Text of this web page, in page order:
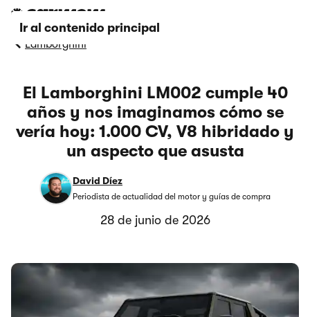
Ir al contenido principal
Lamborghini
El Lamborghini LM002 cumple 40
años y nos imaginamos cómo se
vería hoy: 1.000 CV, V8 hibridado y
un aspecto que asusta
David Díez
Periodista de actualidad del motor y guías de compra
28 de junio de 2026